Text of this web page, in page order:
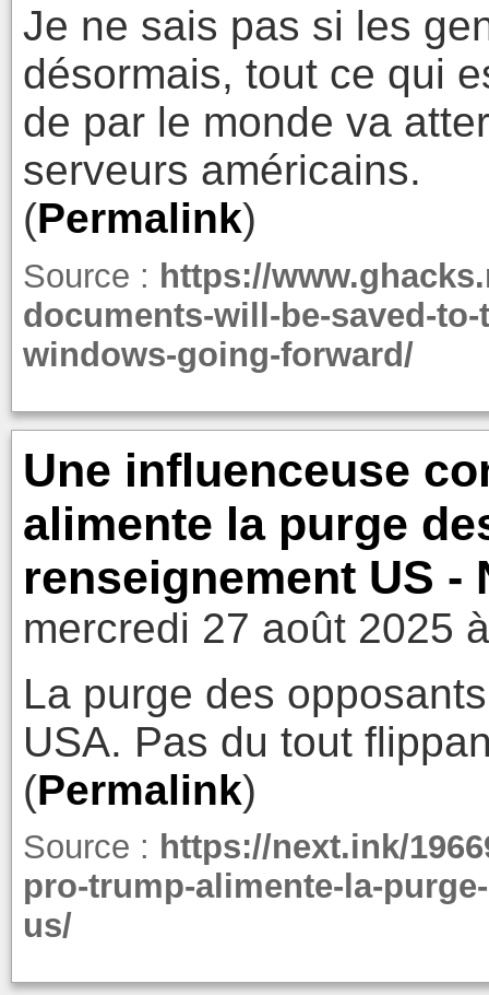
Je ne sais pas si les
désormais, tout ce qui
de par le monde va
serveurs américains.
(Permalink)
Source : https://
documents-will-be-saved-
windows-going-forward/
Une influenceuse
alimente la purge
renseignement US -
mercredi 27 août 2025
La purge des
USA. Pas du tout
(Permalink)
Source : https://next.ink/
pro-trump-alimente-la-
us/